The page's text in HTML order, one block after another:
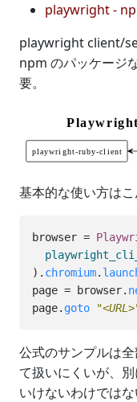
playwright -
playwright client/
npm のパッケージ
要。
基本的な使い方はこ
browser =
). chromium.
page = browser.
page. goto
公式のサンプルは
て扱いにくいが、
いけないわけでは